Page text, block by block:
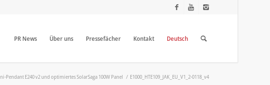
PR News Über uns Pressefächer Kontakt Deutsch
E240 v2 und optimiertes SolarSaga 100W Panel / E1000_HTE109_JAK_EU_V1_2-0118_v4